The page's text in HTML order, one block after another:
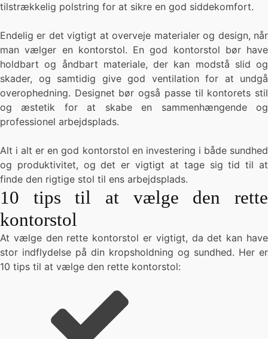
tilstrækkelig polstring for at sikre en god siddekomfort.
Endelig er det vigtigt at overveje materialer og design, når
man vælger en kontorstol. En god kontorstol bør have
holdbart og åndbart materiale, der kan modstå slid og
skader, og samtidig give god ventilation for at undgå
overophedning. Designet bør også passe til kontorets stil
og æstetik for at skabe en sammenhængende og
professionel arbejdsplads.
Alt i alt er en god kontorstol en investering i både sundhed
og produktivitet, og det er vigtigt at tage sig tid til at
finde den rigtige stol til ens arbejdsplads.
10 tips til at vælge den rette
kontorstol
At vælge den rette kontorstol er vigtigt, da det kan have
stor indflydelse på din kropsholdning og sundhed. Her er
10 tips til at vælge den rette kontorstol: